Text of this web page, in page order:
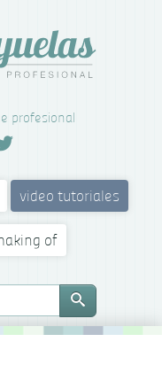
profesional
video tutoriales
of